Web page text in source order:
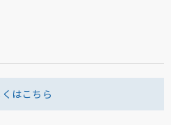
はこちら